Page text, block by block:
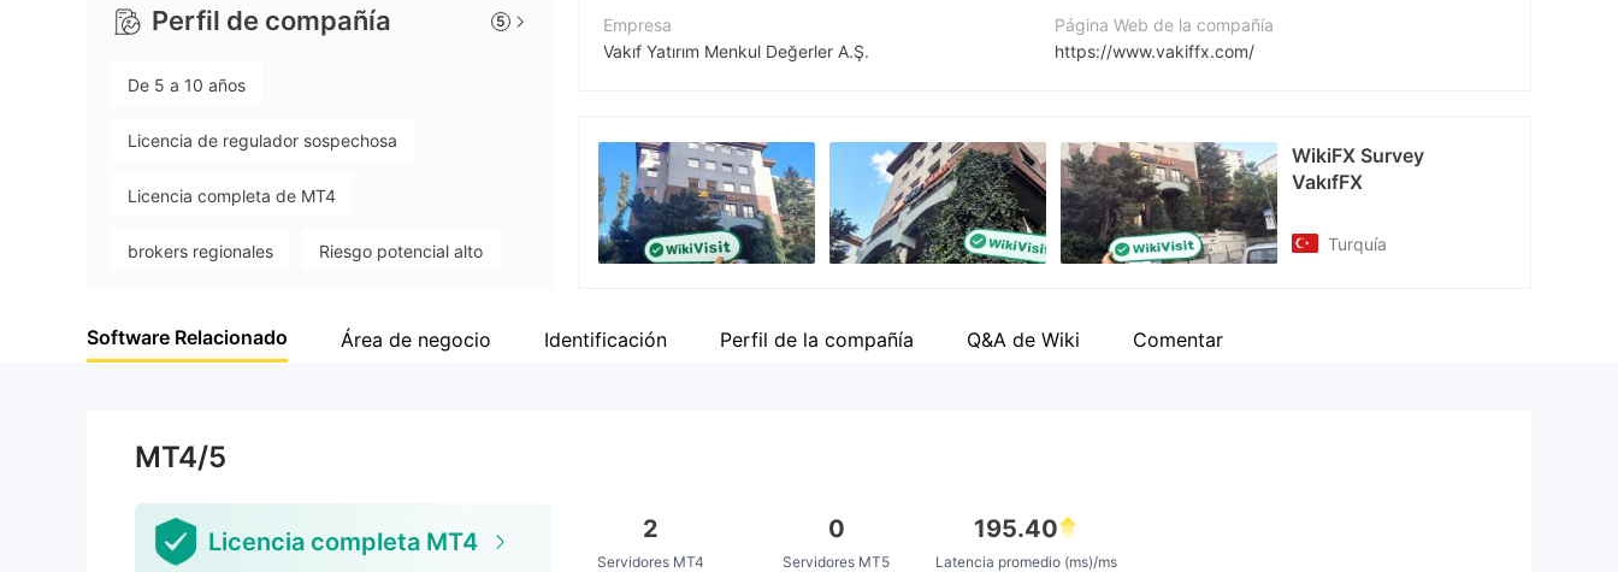
Perfil de compañía 5
De 5 a 10 años
Licencia de regulador sospechosa
Licencia completa de MT4
brokers regionales Riesgo potencial alto
Empresa
Vakıf Yatırım Menkul Değerler A.Ş.
Empleado de la empresa
--
Página Web de la compañía
https://www.vakiffx.com/
Facebook
https://www.facebook.com/vakifyatirimas
WikiFX Survey
VakıfFX
Turquía
Software Relacionado Área de negocio Identificación Perfil de la compañía Q&A de Wiki Comentar
MT4/5
Licencia completa MT4 2
Servidores MT4
0
Servidores MT5
195.40
Latencia promedio (ms)/ms